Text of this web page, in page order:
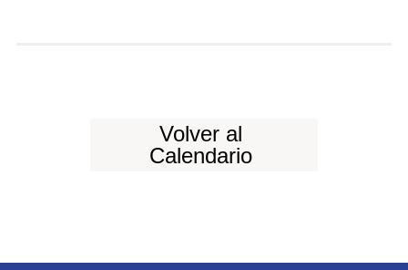
Volver al
Calendario